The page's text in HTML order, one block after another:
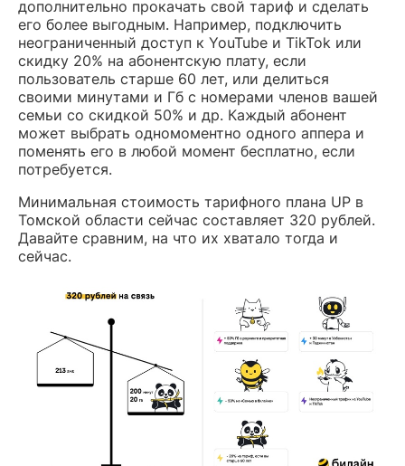
дополнительно прокачать свой тариф и сделать
его более выгодным. Например, подключить
неограниченный доступ к YouTube и TikTok или
скидку 20% на абонентскую плату, если
пользователь старше 60 лет, или делиться
своими минутами и Гб с номерами членов вашей
семьи со скидкой 50% и др. Каждый абонент
может выбрать одномоментно одного аппера и
поменять его в любой момент бесплатно, если
потребуется.
Минимальная стоимость тарифного плана UP в
Томской области сейчас составляет 320 рублей.
Давайте сравним, на что их хватало тогда и
сейчас.